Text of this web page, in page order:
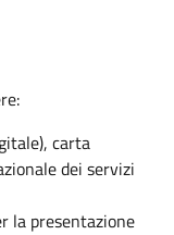
carta
dei servizi
la presentazione